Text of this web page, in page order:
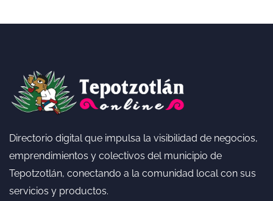
Directorio digital que impulsa la visibilidad de negocios,
emprendimientos y colectivos del municipio de
Tepotzotlán, conectando a la comunidad local con sus
servicios y productos.